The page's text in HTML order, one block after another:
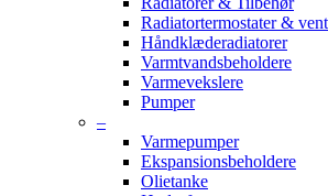
Radiatortermostater &
Håndklæderadiatorer
Varmtvandsbeholdere
Varmevekslere
Pumper
–
Varmepumper
Ekspansionsbeholdere
Olietanke